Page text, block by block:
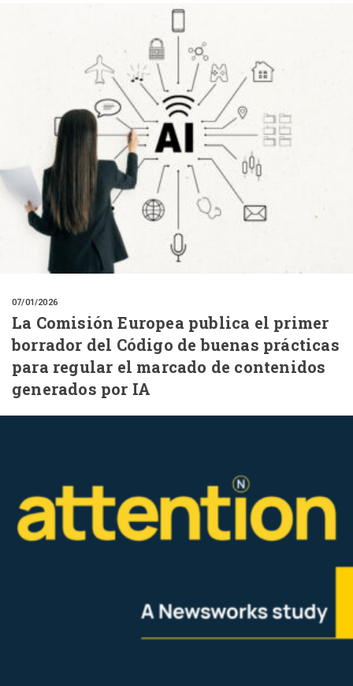
07/01/2026
La Comisión Europea publica el primer
borrador del Código de buenas prácticas
para regular el marcado de contenidos
generados por IA